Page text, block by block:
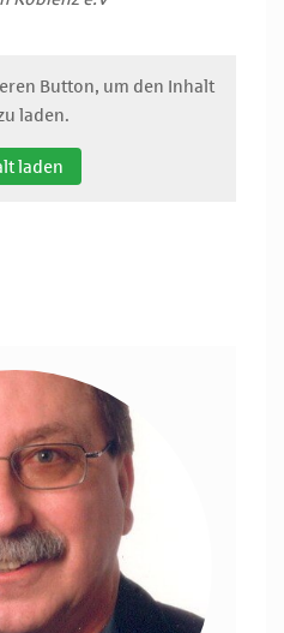
Button, um den Inhalt
laden.
laden